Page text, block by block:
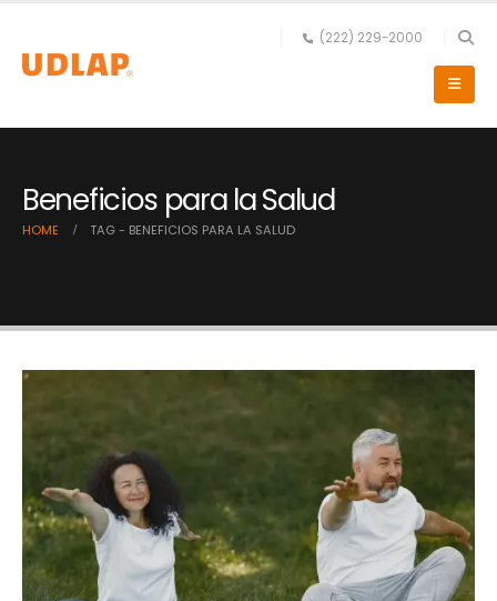
(222) 229-2000
Beneficios para la Salud
HOME TAG - BENEFICIOS PARA LA SALUD